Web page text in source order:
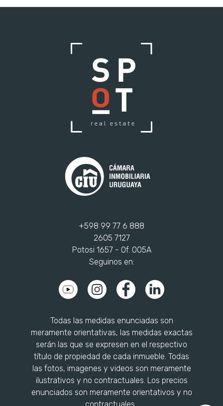
+598 99 77 6 888
2605 7127
Potosi 1657 - Of. 005A
Seguinos en:
Todas las medidas enunciadas son
meramente orientativas, las medidas exactas
serán las que se expresen en el respectivo
título de propiedad de cada inmueble. Todas
las fotos, imagenes y videos son meramente
ilustrativos y no contractuales. Los precios
enunciados son meramente orientativos y no